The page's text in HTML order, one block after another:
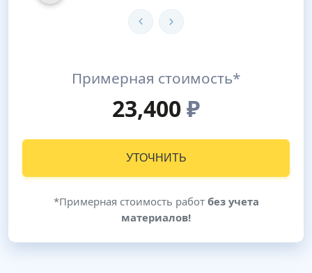
Примерная стоимость*
23,400₽
УТОЧНИТЬ
*Примерная стоимость работ без учета
материалов!